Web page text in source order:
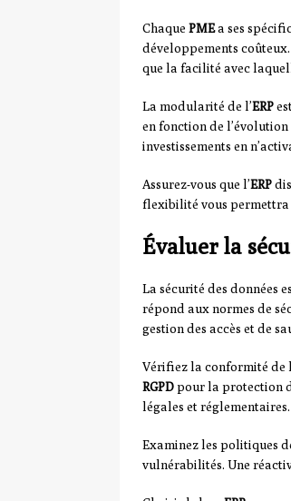
Chaque PMEa ses
développements
que la facilité avec
La modularité de l’ERP
en fonction de
investissements en
Assurez-vous que l’ERP
flexibilité vous permettra
Évaluer la
La sécurité des données
répond aux normes de
gestion des accès et de
Vérifiez la conformité de
RGPDpour la protection
légales et réglementaires.
Examinez les politiques
vulnérabilités. Une